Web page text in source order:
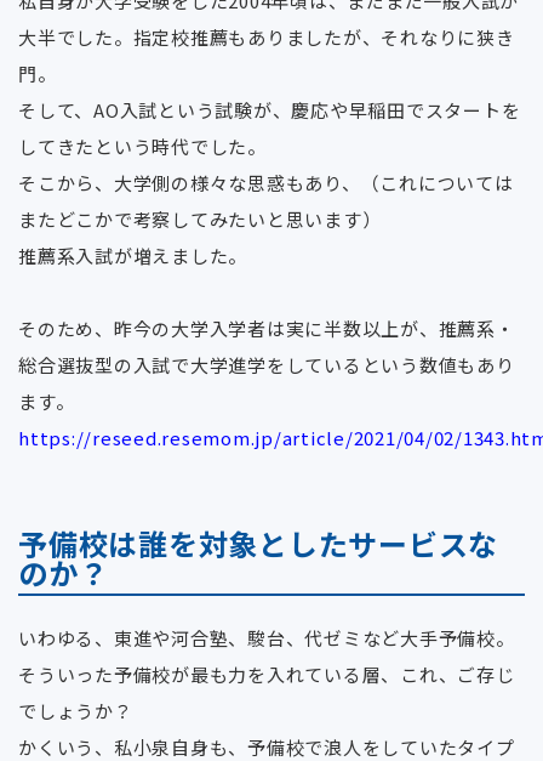
大半でした。指定校推薦もありましたが、それなりに狭き
門。
そして、AO入試という試験が、慶応や早稲田でスタートを
してきたという時代でした。
そこから、大学側の様々な思惑もあり、（これについては
またどこかで考察してみたいと思います）
推薦系入試が増えました。
そのため、昨今の大学入学者は実に半数以上が、推薦系・
総合選抜型の入試で大学進学をしているという数値もあり
ます。
https://reseed.resemom.jp/article/2021/04/02/
予備校は誰を対象としたサービスな
のか？
いわゆる、東進や河合塾、駿台、代ゼミなど大手予備校。
そういった予備校が最も力を入れている層、これ、ご存じ
でしょうか？
かくいう、私小泉自身も、予備校で浪人をしていたタイプ